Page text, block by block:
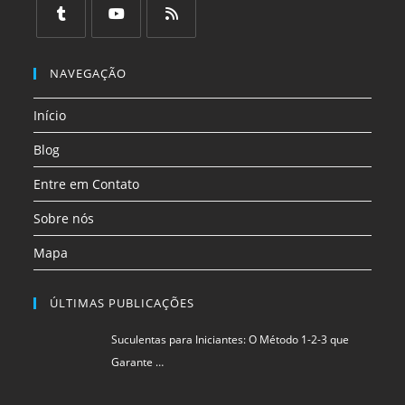
uma
aba
em
uma
aba
uma
em
nova
aba
em
aba
aba
NAVEGAÇÃO
Início
Blog
Entre em Contato
Sobre nós
Mapa
ÚLTIMAS PUBLICAÇÕES
Suculentas para Iniciantes: O Método 1-2-3 que
Garante …